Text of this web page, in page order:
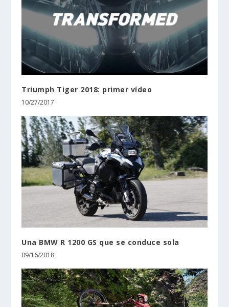
Triumph Tiger 2018: primer vídeo
10/27/2017
Una BMW R 1200 GS que se conduce sola
09/16/2018